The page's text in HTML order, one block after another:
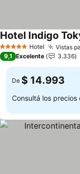
5 Estrellas Hotel Vistas
Hotel Indigo
9,1 Excelente 3.336
De $ 14.993
Consultá los precios